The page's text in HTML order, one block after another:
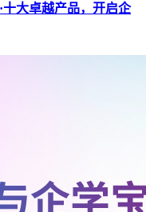
十大卓越产品，开启企